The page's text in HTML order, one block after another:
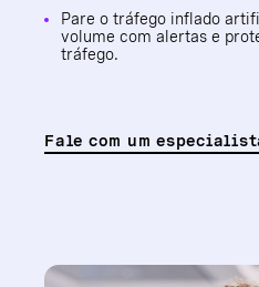
Pare o tráfego inflado
volume com alertas e
tráfego.
Fale com um